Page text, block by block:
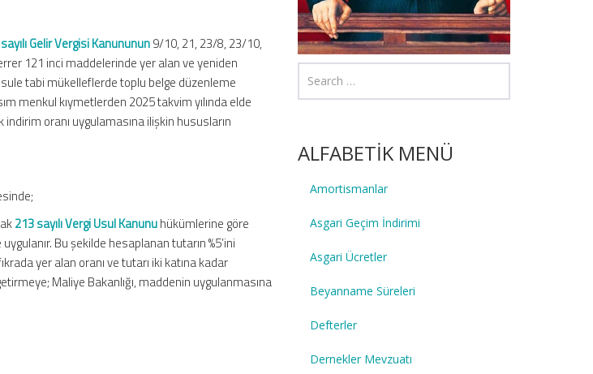
Gelir Vergisi Kanununun9/10, 21, 23/8, 23/10,
121 inci maddelerinde yer alan ve yeniden
tabi mükelleflerde toplu belge düzenleme
menkul kıymetlerden 2025 takvim yılında elde
oranı uygulamasına ilişkin hususların
213 sayılı Vergi Usul Kanunuhükümlerine göre
Bu şekilde hesaplanan tutarın %5’ini
yer alan oranı ve tutarı iki katına kadar
Maliye Bakanlığı, maddenin uygulanmasına
ALFABETİK MENÜ
Amortismanlar
Asgari Geçim İndirimi
Asgari Ücretler
Beyanname Süreleri
Defterler
Dernekler Mevzuatı